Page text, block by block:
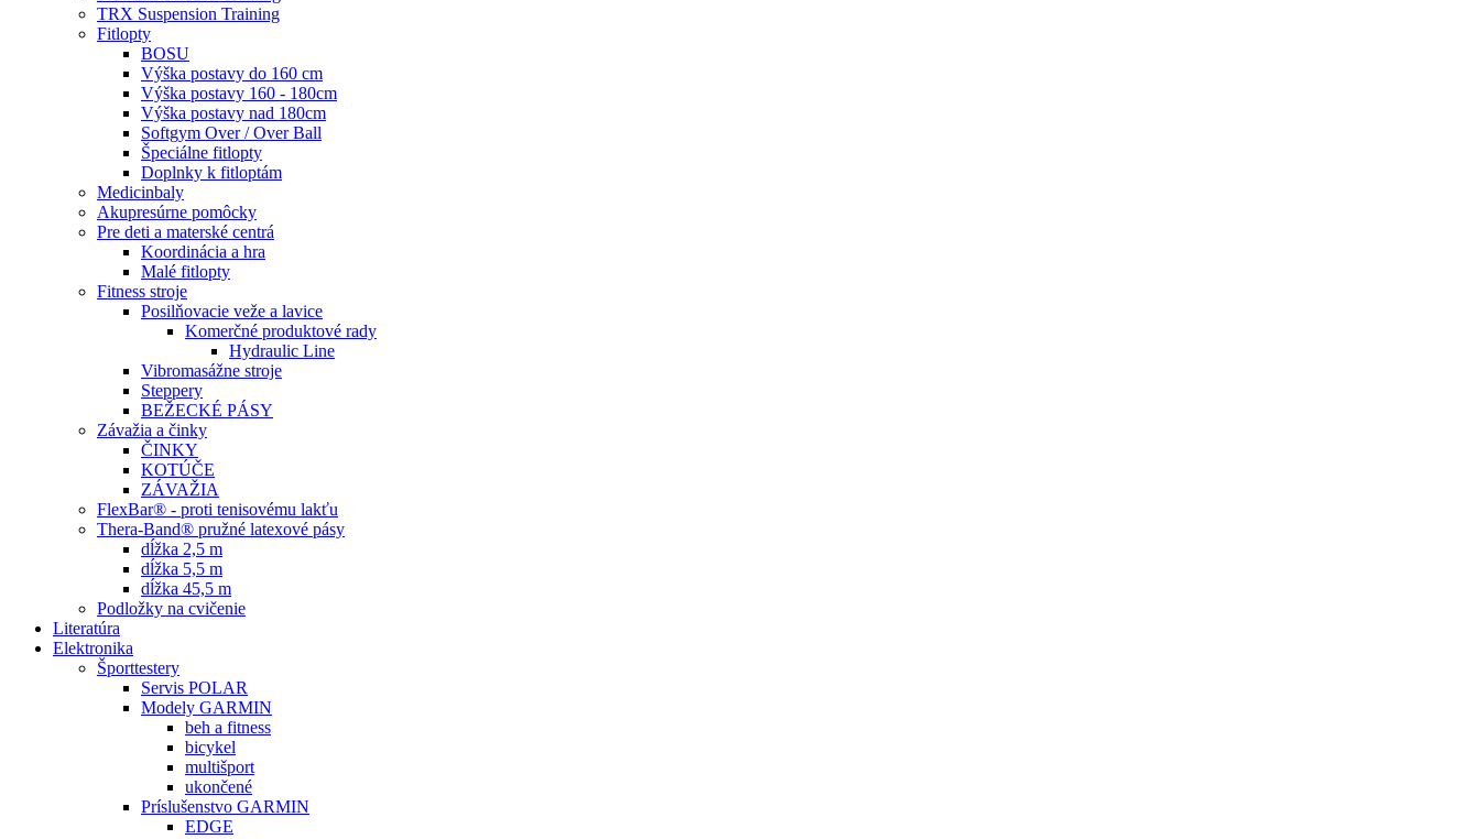
TRX Suspension Training
Fitlopty
BOSU
Výška postavy do 160 cm
Výška postavy 160 - 180cm
Výška postavy nad 180cm
Softgym Over / Over Ball
Špeciálne fitlopty
Doplnky k fitloptám
Medicinbaly
Akupresúrne pomôcky
Pre deti a materské centrá
Koordinácia a hra
Malé fitlopty
Fitness stroje
Posilňovacie veže a lavice
Komerčné produktové rady
Hydraulic Line
Vibromasážne stroje
Steppery
BEŽECKÉ PÁSY
Závažia a činky
ČINKY
KOTÚČE
ZÁVAŽIA
FlexBar® - proti tenisovému lakťu
Thera-Band® pružné latexové pásy
dĺžka 2,5 m
dĺžka 5,5 m
dĺžka 45,5 m
Podložky na cvičenie
Literatúra
Elektronika
Športtestery
Servis POLAR
Modely GARMIN
beh a fitness
bicykel
multišport
ukončené
Príslušenstvo GARMIN
EDGE